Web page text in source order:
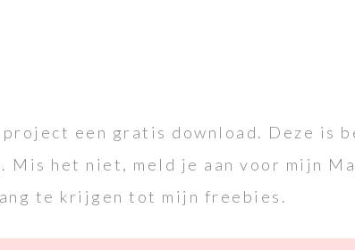
een gratis download. Deze is
Mis het niet, meld je aan voor mijn
te krijgen tot mijn freebies.